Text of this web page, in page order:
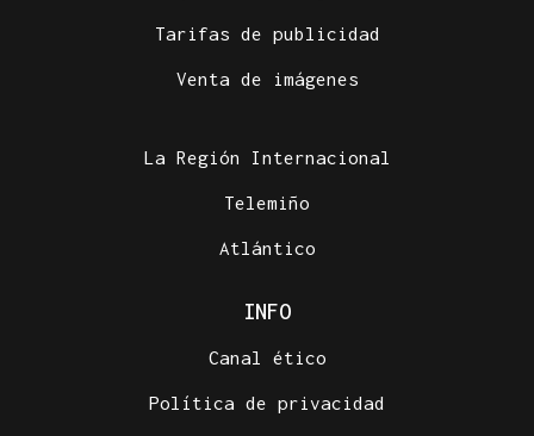
Tarifas de publicidad
Venta de imágenes
La Región Internacional
Telemiño
Atlántico
INFO
Canal ético
Política de privacidad